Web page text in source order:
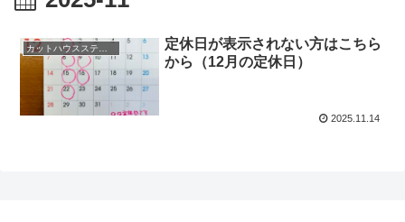
定休日が表示されない方はこちら
から（12月の定休日）
2025.11.14